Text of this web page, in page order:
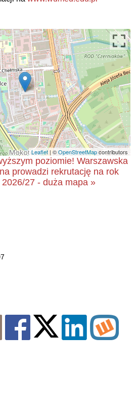
Leaflet| ©OpenStreetMapcontributors
poziomie! Warszawska
prowadzi rekrutację na rok
27 - duża mapa »